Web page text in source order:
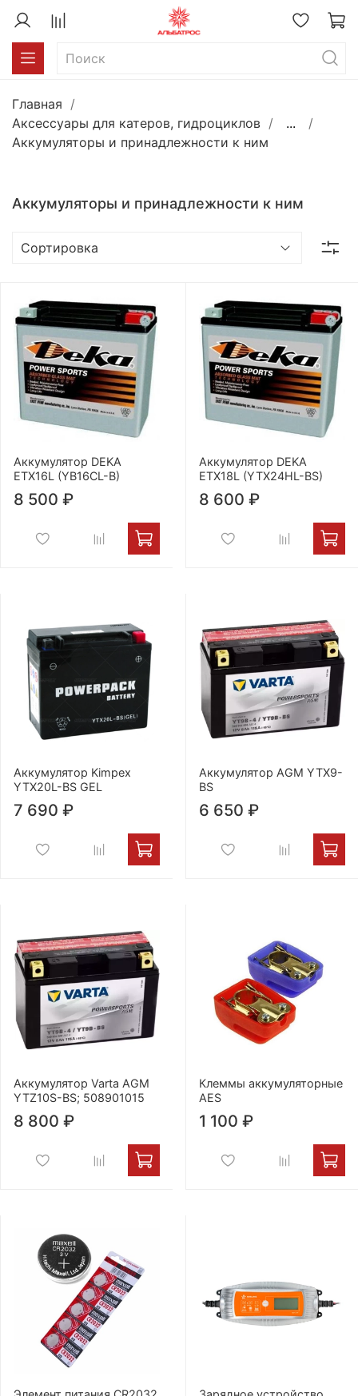
Главная
Аксессуары для катеров, гидроциклов
...
Аккумуляторы и принадлежности к ним
Аккумуляторы и принадлежности к ним
Аккумулятор DEKA
ETX16L (YB16CL-B)
8 500 ₽
Аккумулятор DEKA
ETX18L (YTX24HL-BS)
8 600 ₽
Аккумулятор Kimpex
YTX20L-BS GEL
7 690 ₽
Аккумулятор AGM YTX9-
BS
6 650 ₽
Аккумулятор Varta AGM
YTZ10S-BS; 508901015
8 800 ₽
Клеммы аккумуляторные
AES
1 100 ₽